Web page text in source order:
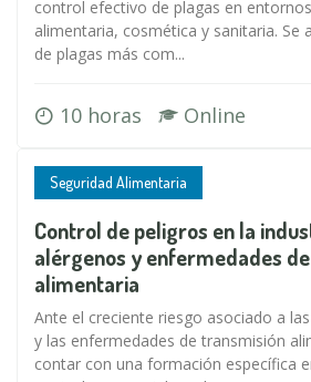
control efectivo de plagas en
alimentaria, cosmética y sanitaria. Se
de plagas más com...
10 horas Online
Seguridad Alimentaria
Control de peligros en la
alérgenos y enfermedades
alimentaria
Ante el creciente riesgo asociado a
y las enfermedades de transmisión
contar con una formación específica